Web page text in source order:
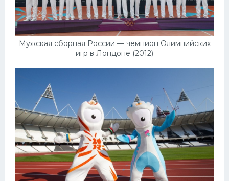
Мужская сборная России — чемпион Олимпийских
игр в Лондоне (2012)